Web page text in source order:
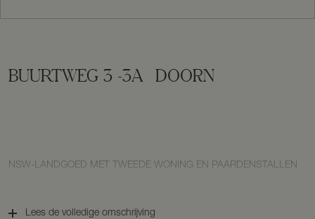
BUURTWEG 3 -3A DOORN
NSW-LANDGOED MET TWEEDE WONING EN PAARDENSTALLEN
Lees de volledige omschrijving